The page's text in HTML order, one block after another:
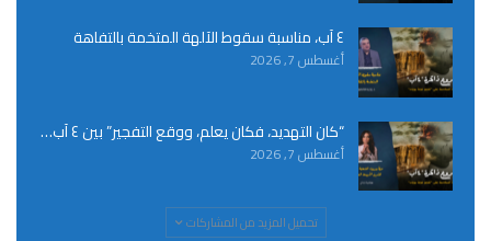
٤ آب، مناسبة سقوط الآلهة المتخمة بالتفاهة
أغسطس 7, 2026
“كان التهديد، فكان يعلم، ووقع التفجير” بين ٤ آب…
أغسطس 7, 2026
تحميل المزيد من المشاركات